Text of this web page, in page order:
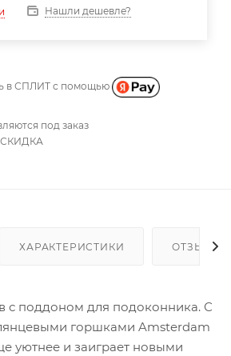
Нашли дешевле?
в СПЛИТ с помощью
под заказ
СКИДКА
ХАРАКТЕРИСТИКИ ОТЗЫВЫ
с поддоном для подоконника. С
горшками Amsterdam
уютнее и заиграет новыми